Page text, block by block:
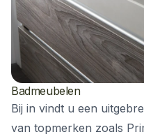
Badmeubelen
Bij in vindt u een
van topmerken zoals